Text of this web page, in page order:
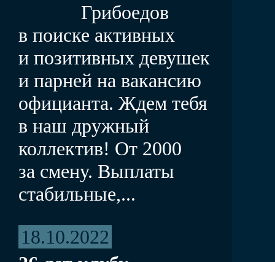
Грибоедов
в поиске активных
и позитивных девушек
и парней на вакансию
официанта. Ждем тебя
в наш дружный
коллектив! От 2000
за смену. Выплаты
стабильные,...
18.10.2022